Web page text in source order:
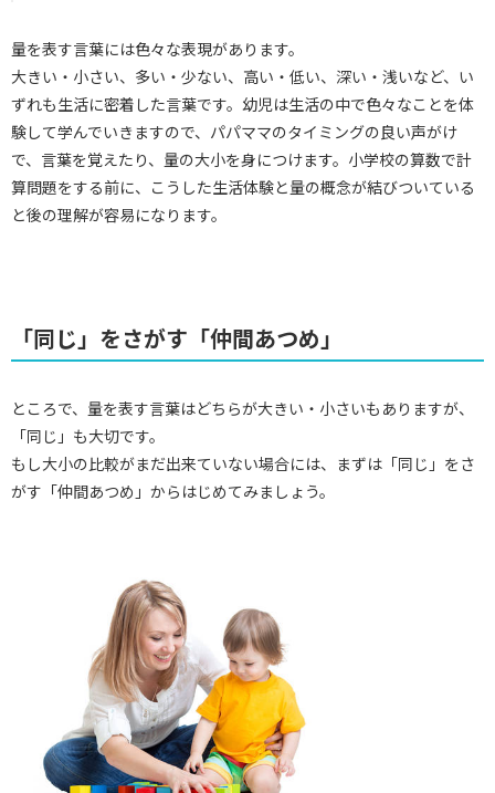
量を表す言葉には色々な表現があります。
大きい・小さい、多い・少ない、高い・低い、深い・浅いなど、い
ずれも生活に密着した言葉です。幼児は生活の中で色々なことを体
験して学んでいきますので、パパママのタイミングの良い声がけ
で、言葉を覚えたり、量の大小を身につけます。小学校の算数で計
算問題をする前に、こうした生活体験と量の概念が結びついている
と後の理解が容易になります。
「同じ」をさがす「仲間あつめ」
ところで、量を表す言葉はどちらが大きい・小さいもありますが、
「同じ」も大切です。
もし大小の比較がまだ出来ていない場合には、まずは「同じ」をさ
がす「仲間あつめ」からはじめてみましょう。